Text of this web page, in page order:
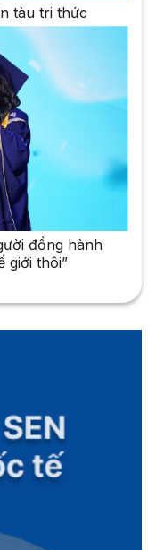
tàu tri thức
đồng hành
giới thôi”